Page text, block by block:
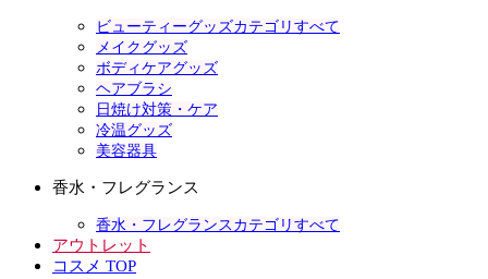
ビューティーグッズカテゴリすべて
メイクグッズ
ボディケアグッズ
ヘアブラシ
日焼け対策・ケア
冷温グッズ
美容器具
香水・フレグランス
香水・フレグランスカテゴリすべて
アウトレット
コスメ TOP